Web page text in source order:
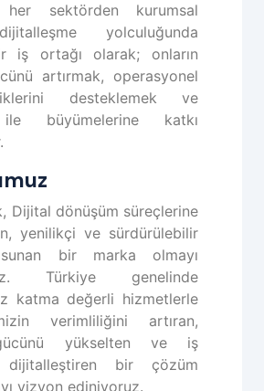
her sektörden kurumsal
yolculuğunda
iş ortağı olarak; onların
artırmak, operasyonel
desteklemek ve
büyümelerine katkı
Dijital dönüşüm süreçlerine
yenilikçi ve sürdürülebilir
bir marka olmayı
Türkiye genelinde
katma değerli hizmetlerle
verimliliğini artıran,
yükselten ve iş
dijitalleştiren bir çözüm
vizyon ediniyoruz.